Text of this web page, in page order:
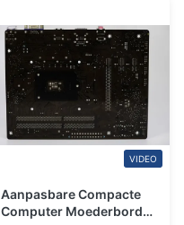
VIDEO
Aanpasbare Compacte
Computer Moederbord